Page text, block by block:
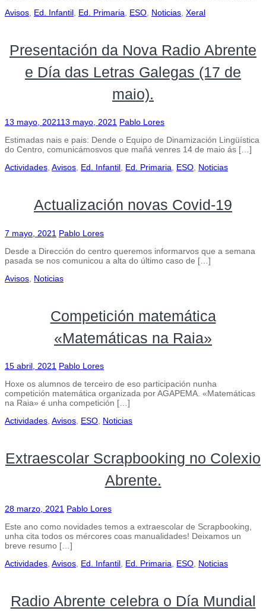
Avisos Ed. Infantil Ed. Primaria ESO Noticias Xeral
Presentación da Nova Radio Abrente
e Día das Letras Galegas (17 de
maio).
13 mayo, 202113 mayo, 2021 Pablo Lores
Estimadas nais e pais: Dende o Equipo de Dinamización Lingüística
do Centro, comunicámosvos que mañá venres 14 de maio ás […]
Actividades, Avisos, Ed. Infantil, Ed. Primaria, ESO, Noticias
Actualización novas Covid-19
7 mayo, 2021 Pablo Lores
Desde a Dirección do centro queremos informarvos que a semana
pasada se nos comunicou a alta do último caso de […]
Avisos Noticias
Competición matemática
«Matemáticas na Raia»
15 abril, 2021 Pablo Lores
Hoxe os alumnos de terceiro de eso participación nunha
competición matemática organizada por AGAPEMA. «Matemáticas
na Raia» é unha competición […]
Actividades, Avisos, ESO, Noticias
Extraescolar Scrapbooking no Colexio
Abrente.
28 marzo, 2021 Pablo Lores
Este ano como novidades temos a extraescolar de Scrapbooking,
unha cita todos os mércores coas manualidades! Deixamos un
breve resumo […]
Actividades Avisos Ed. Infantil Ed. Primaria ESO Noticias
Radio Abrente celebra o Día Mundial